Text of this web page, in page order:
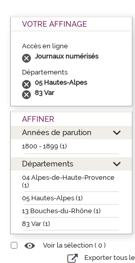
VOTRE AFFINAGE
Accès en ligne
Journaux numérisés
Départements
05 Hautes-Alpes
83 Var
AFFINER
Années de parution
1800 - 1899 (1)
Départements
04 Alpes-de-Haute-Provence
(1)
05 Hautes-Alpes (1)
13 Bouches-du-Rhône (1)
83 Var (1)
Voir la sélection ( 0 )
Exporter tous